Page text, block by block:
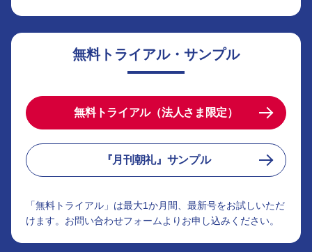
無料トライアル・サンプル
無料トライアル（法人さま限定）
『月刊朝礼』サンプル
「無料トライアル」は最大1か月間、最新号をお試しいただ
けます。お問い合わせフォームよりお申し込みください。